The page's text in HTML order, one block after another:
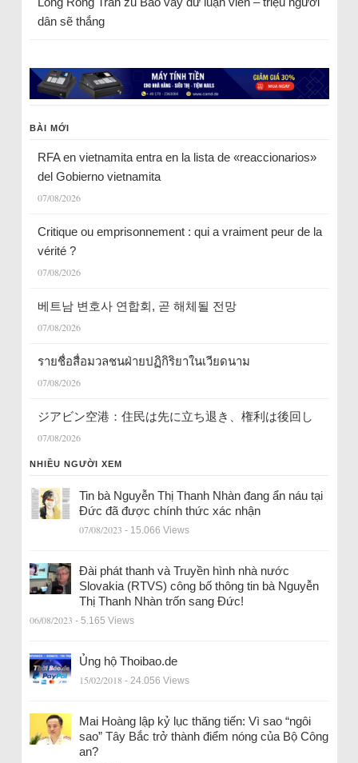
dân sẽ thắng
BÀI MỚI
RFA en vietnamita entra en la lista de «reaccionarios»
del Gobierno vietnamita
07/08/2026
Critique ou emprisonnement : qui a vraiment peur de la
vérité ?
07/08/2026
베트남 변호사 연합회, 곧 해체될 전망
07/08/2026
รายชื่อสื่อมวลชนฝ่ายปฏิกิริยาในเวียดนาม
07/08/2026
ジアビン空港：住民は先に立ち退き、権利は後回し
07/08/2026
NHIỀU NGƯỜI XEM
Tin bà Nguyễn Thị Thanh Nhàn đang ẩn náu tại
Đức đã được chính thức xác nhận
07/08/2023 - 15.066 Views
Đài phát thanh và Truyền hình nhà nước
Slovakia (RTVS) công bố thông tin bà Nguyễn
Thị Thanh Nhàn trốn sang Đức!
06/08/2023 - 5.165 Views
Ủng hộ Thoibao.de
15/02/2018 - 24.056 Views
Mai Hoàng lập kỷ lục thăng tiến: Vì sao “ngôi
sao” Tây Bắc trở thành điểm nóng của Bộ Công
an?